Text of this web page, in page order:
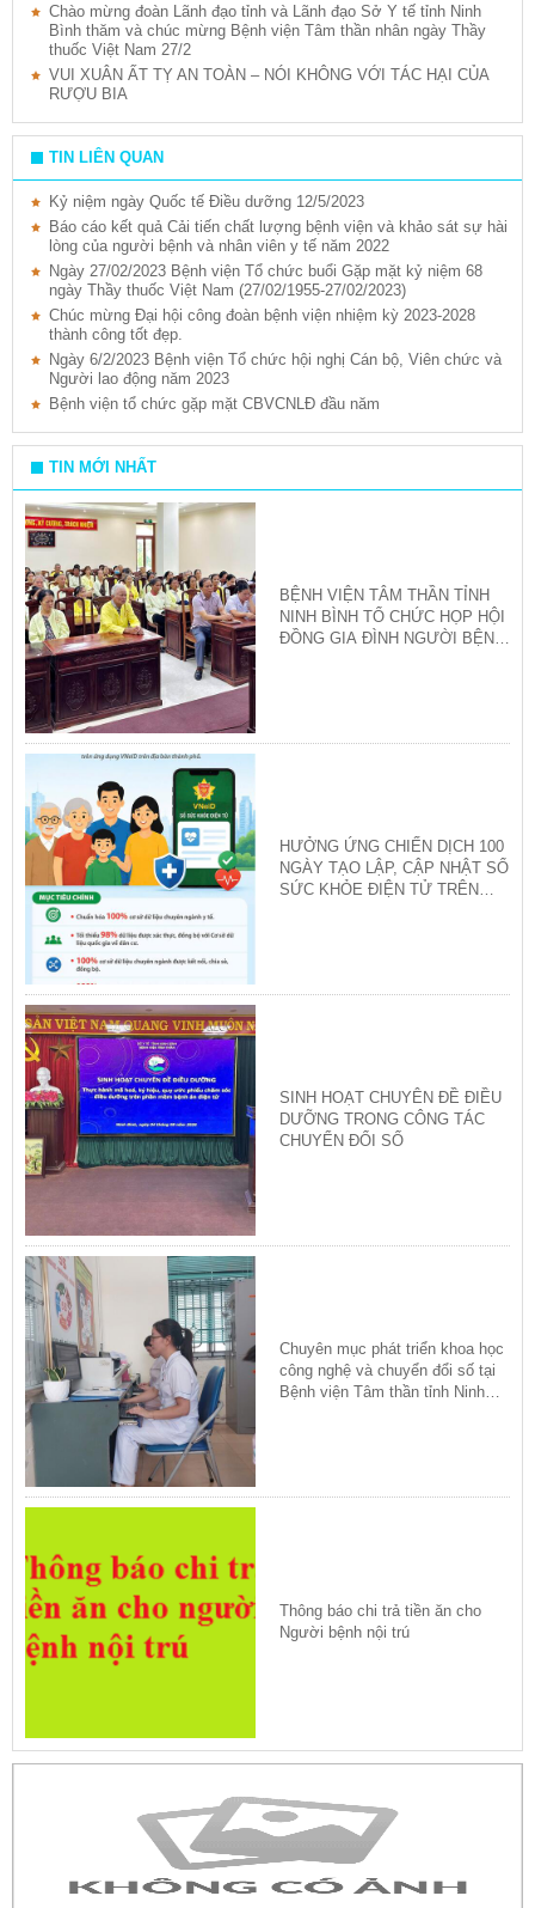
Chào mừng đoàn Lãnh đạo tỉnh và Lãnh đạo Sở Y tế tỉnh Ninh
Bình thăm và chúc mừng Bệnh viện Tâm thần nhân ngày Thầy
thuốc Việt Nam 27/2
VUI XUÂN ẤT TỴ AN TOÀN – NÓI KHÔNG VỚI TÁC HẠI CỦA
RƯỢU BIA
TIN LIÊN QUAN
Kỷ niệm ngày Quốc tế Điều dưỡng 12/5/2023
Báo cáo kết quả Cải tiến chất lượng bệnh viện và khảo sát sự hài
lòng của người bệnh và nhân viên y tế năm 2022
Ngày 27/02/2023 Bệnh viện Tổ chức buổi Gặp mặt kỷ niệm 68
ngày Thầy thuốc Việt Nam (27/02/1955-27/02/2023)
Chúc mừng Đại hội công đoàn bệnh viện nhiệm kỳ 2023-2028
thành công tốt đẹp.
Ngày 6/2/2023 Bệnh viện Tổ chức hội nghị Cán bộ, Viên chức và
Người lao động năm 2023
Bệnh viện tổ chức gặp mặt CBVCNLĐ đầu năm
TIN MỚI NHẤT
BỆNH VIỆN TÂM THẦN TỈNH
NINH BÌNH TỔ CHỨC HỌP HỘI
ĐỒNG GIA ĐÌNH NGƯỜI BỆNH
HƯỞNG ỨNG CHIẾN DỊCH 100
NGÀY TẠO LẬP, CẬP NHẬT SỔ
SỨC KHỎE ĐIỆN TỬ TRÊN
SINH HOẠT CHUYÊN ĐỀ ĐIỀU
DƯỠNG TRONG CÔNG TÁC
CHUYỂN ĐỔI SỐ
Chuyên mục phát triển khoa học
công nghệ và chuyển đổi số tại
Bệnh viện Tâm thần tỉnh Ninh
Thông báo chi trả tiền ăn cho
Người bệnh nội trú